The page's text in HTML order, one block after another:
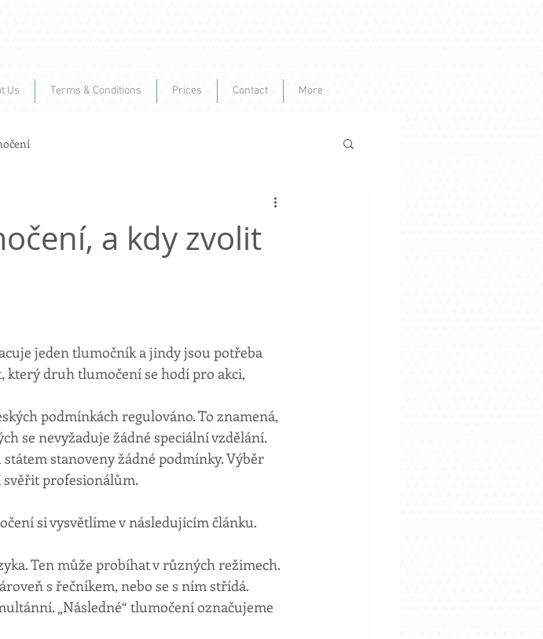
Us Terms & Conditions Prices Contact More
a kdy zvolit
jeden tlumočník a jindy jsou potřeba
který druh tlumočení se hodí pro akci,
podmínkách regulováno. To znamená,
se nevyžaduje žádné speciální vzdělání.
stanoveny žádné podmínky. Výběr
profesionálům.
si vysvětlíme v následujícím článku.
Ten může probíhat v různých režimech.
s řečníkem, nebo se s ním střídá.
„Následné“ tlumočení označujeme